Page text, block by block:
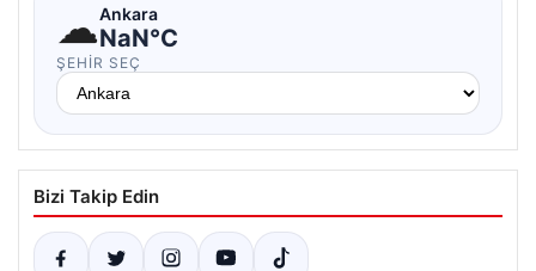
☁Ankara
NaN°C
ŞEHIR SEÇ
Bizi Takip Edin